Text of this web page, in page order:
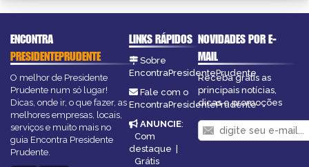
ENCONTRA
PRESIDENTEPRUDENTE
O melhor de Presidente
Prudente num só lugar!
Dicas, onde ir, o que fazer, as
melhores empresas, locais,
serviços e muito mais no
guia Encontra Presidente
Prudente.
LINKS RÁPIDOS
Sobre
EncontraPresidentePrudente
Fale com o
EncontraPresidentePrudente
ANUNCIE:
Com
destaque |
Grátis
NOVIDADES POR E-
MAIL
Receba grátis as
principais notícias,
dicas e promoções